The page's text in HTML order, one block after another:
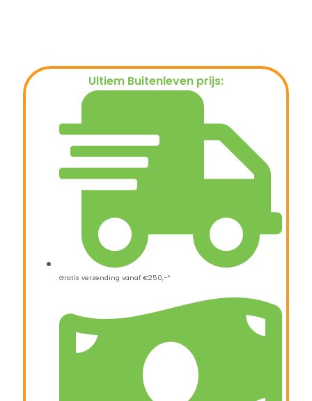
Ultiem Buitenleven prijs:
Gratis verzending vanaf €250,-*